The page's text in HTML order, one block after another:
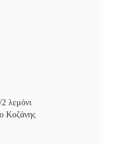
λεμόνι
Κοζάνης